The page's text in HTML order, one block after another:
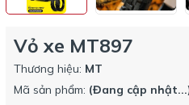
Vỏ xe MT897
Thương hiệu: MT
Mã sản phẩm: (Đang cập